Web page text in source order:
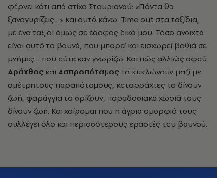
φέρνει κάτι από στίχο Σταυριανού: «Πάντα θα
ξαναγυρίζεις…» και αυτό κάνω. Time out στα ταξίδια,
με ένα ταξίδι όμως σε έδαφος δικό μου. Τόσο ανοιχτό
είναι αυτό το βουνό, που μπορεί και εισχωρεί βαθιά σε
μνήμες… που ούτε καν γνωρίζω. Και πώς αλλιώς αφού
Αράχθος και Ασπροπόταμος τα κυκλώνουν μαζί με
αμέτρητους παραπόταμους, καταρράχτες τα δίνουν
ζωή, φαράγγια τα ορίζουν, παραδοσιακά χωριά τους
δίνουν ζωή. Και χαίρομαι που η άγρια ομορφιά τους
συλλέγει όλο και περισσότερους εραστές του βουνού.